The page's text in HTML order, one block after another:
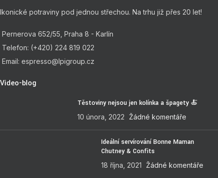
Ikonické potraviny pod jednou střechou. Na trhu již přes 20 let!
Pernerova 652/55, Praha 8 - Karlín
Telefon: (+420) 224 819 022
Email: espresso@lpigroup.cz
Video-blog
Těstoviny nejsou jen kolínka a špagety 🍝
10 února, 2022 Žádné komentáře
Ideální servírování Bonne Maman
Chutney & Confits
18 října, 2021 Žádné komentáře